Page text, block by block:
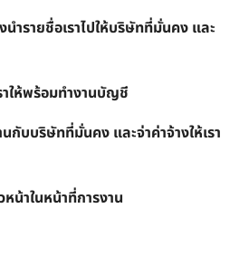
ำรายชื่อเราไปให้บริษัทที่มั่นคง และ
ให้พร้อมทำงานบัญชี
นกับบริษัทที่มั่นคง และจ่าค่าจ้างให้เรา
หน้าในหน้าที่การงาน